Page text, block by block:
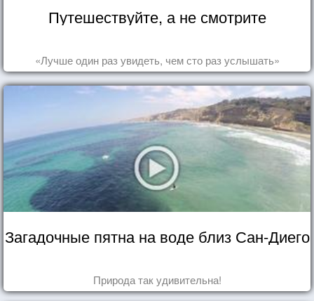
Путешествуйте, а не смотрите
«Лучше один раз увидеть, чем сто раз услышать»
Загадочные пятна на воде близ Сан-Диего
Природа так удивительна!